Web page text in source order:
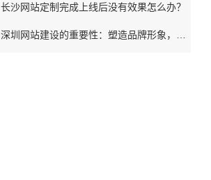
长沙网站定制完成上线后没有效果怎么办？